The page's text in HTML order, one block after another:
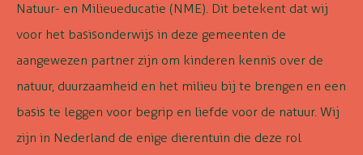
Natuur- en Milieueducatie (NME). Dit betekent dat wij
voor het basisonderwijs in deze gemeenten de
aangewezen partner zijn om kinderen kennis over de
natuur, duurzaamheid en het milieu bij te brengen en een
basis te leggen voor begrip en liefde voor de natuur. Wij
zijn in Nederland de enige dierentuin die deze rol